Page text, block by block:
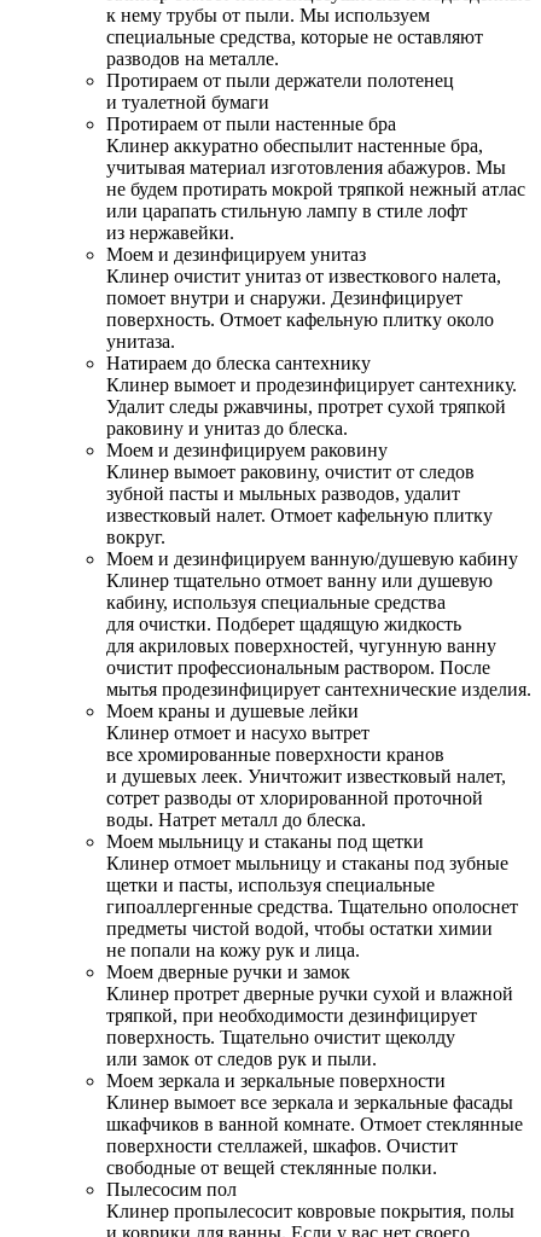
к нему трубы от пыли. Мы используем
специальные средства, которые не оставляют
разводов на металле.
Протираем от пыли держатели полотенец
и туалетной бумаги
Протираем от пыли настенные бра
Клинер аккуратно обеспылит настенные бра,
учитывая материал изготовления абажуров. Мы
не будем протирать мокрой тряпкой нежный атлас
или царапать стильную лампу в стиле лофт
из нержавейки.
Моем и дезинфицируем унитаз
Клинер очистит унитаз от известкового налета,
помоет внутри и снаружи. Дезинфицирует
поверхность. Отмоет кафельную плитку около
унитаза.
Натираем до блеска сантехнику
Клинер вымоет и продезинфицирует сантехнику.
Удалит следы ржавчины, протрет сухой тряпкой
раковину и унитаз до блеска.
Моем и дезинфицируем раковину
Клинер вымоет раковину, очистит от следов
зубной пасты и мыльных разводов, удалит
известковый налет. Отмоет кафельную плитку
вокруг.
Моем и дезинфицируем ванную/душевую кабину
Клинер тщательно отмоет ванну или душевую
кабину, используя специальные средства
для очистки. Подберет щадящую жидкость
для акриловых поверхностей, чугунную ванну
очистит профессиональным раствором. После
мытья продезинфицирует сантехнические изделия.
Моем краны и душевые лейки
Клинер отмоет и насухо вытрет
все хромированные поверхности кранов
и душевых леек. Уничтожит известковый налет,
сотрет разводы от хлорированной проточной
воды. Натрет металл до блеска.
Моем мыльницу и стаканы под щетки
Клинер отмоет мыльницу и стаканы под зубные
щетки и пасты, используя специальные
гипоаллергенные средства. Тщательно ополоснет
предметы чистой водой, чтобы остатки химии
не попали на кожу рук и лица.
Моем дверные ручки и замок
Клинер протрет дверные ручки сухой и влажной
тряпкой, при необходимости дезинфицирует
поверхность. Тщательно очистит щеколду
или замок от следов рук и пыли.
Моем зеркала и зеркальные поверхности
Клинер вымоет все зеркала и зеркальные фасады
шкафчиков в ванной комнате. Отмоет стеклянные
поверхности стеллажей, шкафов. Очистит
свободные от вещей стеклянные полки.
Пылесосим пол
Клинер пропылесосит ковровые покрытия, полы
и коврики для ванны. Если у вас нет своего